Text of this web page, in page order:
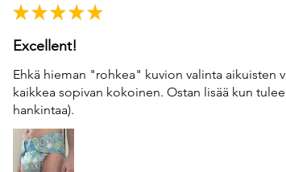
★ ★ ★ ★ ★
Excellent!
Ehkä hieman "rohkea" kuvion valinta aikuisten
kaikkea sopivan kokoinen. Ostan lisää kun
hankintaa).